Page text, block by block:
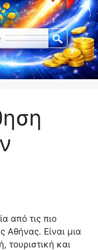
από τις πιο
Αθήνας. Είναι μια
τουριστική και